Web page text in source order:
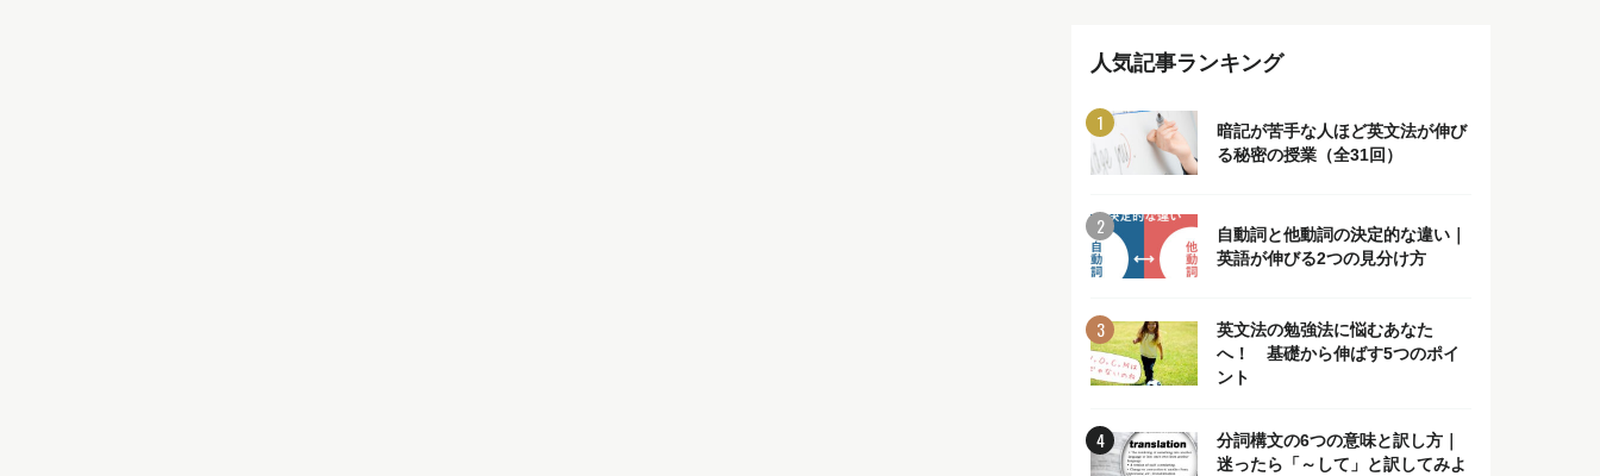
人気記事ランキング
暗記が苦手な人ほど英文法が伸び
る秘密の授業（全31回）
自動詞と他動詞の決定的な違い｜
英語が伸びる2つの見分け方
英文法の勉強法に悩むあなた
へ！ 基礎から伸ばす5つのポイ
ント
分詞構文の6つの意味と訳し方｜
迷ったら「～して」と訳してみよ